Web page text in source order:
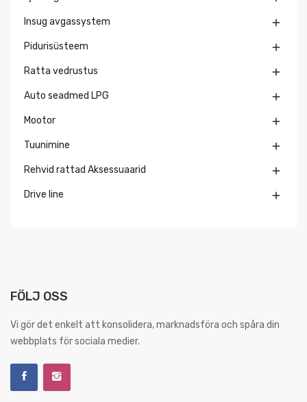
Insug avgassystem 
Pidurisüsteem 
Ratta vedrustus 
Auto seadmed LPG 
Mootor 
Tuunimine 
Rehvid rattad Aksessuaarid 
Drive line 
FÖLJ OSS
Vi gör det enkelt att konsolidera, marknadsföra och spåra din
webbplats för sociala medier.